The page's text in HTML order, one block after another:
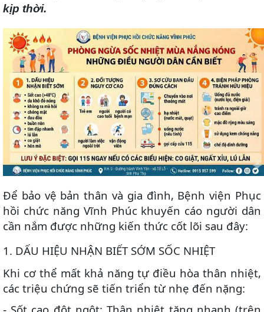
kịp thời.
Để bảo vệ bản thân và gia đình, Bệnh viện Phục
hồi chức năng Vĩnh Phúc khuyến cáo người dân
cần nắm được những kiến thức cốt lõi sau đây:
1️ . DẤU HIỆU NHẬN BIẾT SỚM SỐC NHIỆT
Khi cơ thể mất khả năng tự điều hòa thân nhiệt,
các triệu chứng sẽ tiến triển từ nhẹ đến nặng: